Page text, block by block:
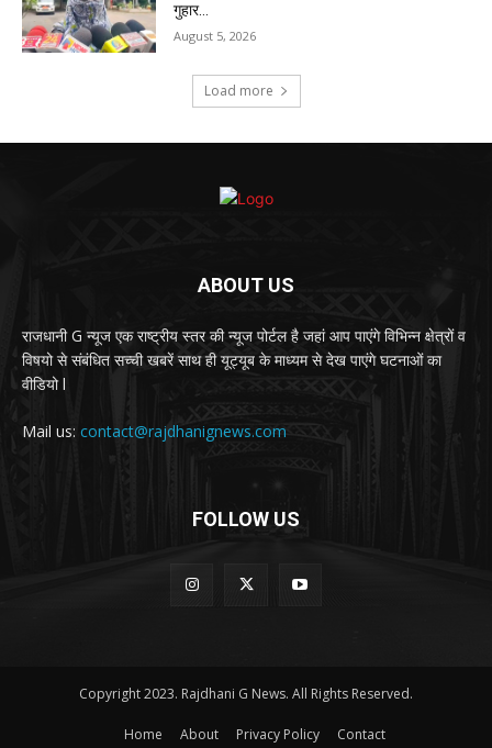
गुहार…
August 5, 2026
Load more
ABOUT US
राजधानी G न्यूज एक राष्ट्रीय स्तर की न्यूज पोर्टल है जहां आप पाएंगे विभिन्न क्षेत्रों व
विषयो से संबंधित सच्ची खबरें साथ ही यूट्यूब के माध्यम से देख पाएंगे घटनाओं का
वीडियो l
Mail us: contact@rajdhanignews.com
FOLLOW US
Copyright 2023. Rajdhani G News. All Rights Reserved.
Home About Privacy Policy Contact